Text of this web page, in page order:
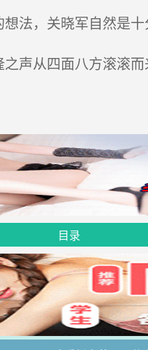
法，关晓军自然是
声从四面八方滚滚
目录